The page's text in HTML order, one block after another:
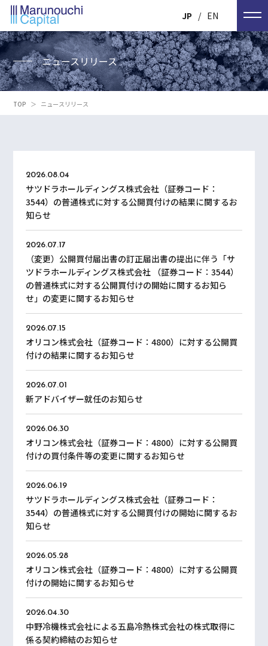
EN
JP
ニュースリリース
TOP ＞ ニュースリリース
2026.08.04
サツドラホールディングス株式会社（証券コード：
3544）の普通株式に対する公開買付けの結果に関するお
知らせ
2026.07.17
（変更）公開買付届出書の訂正届出書の提出に伴う「サ
ツドラホールディングス株式会社 （証券コード：3544）
の普通株式に対する公開買付けの開始に関するお知ら
せ」の変更に関するお知らせ
2026.07.15
オリコン株式会社（証券コード：4800）に対する公開買
付けの結果に関するお知らせ
2026.07.01
新アドバイザー就任のお知らせ
2026.06.30
オリコン株式会社（証券コード：4800）に対する公開買
付けの買付条件等の変更に関するお知らせ
2026.06.19
サツドラホールディングス株式会社（証券コード：
3544）の普通株式に対する公開買付けの開始に関するお
知らせ
2026.05.28
オリコン株式会社（証券コード：4800）に対する公開買
付けの開始に関するお知らせ
2026.04.30
中野冷機株式会社による五島冷熱株式会社の株式取得に
係る契約締結のお知らせ